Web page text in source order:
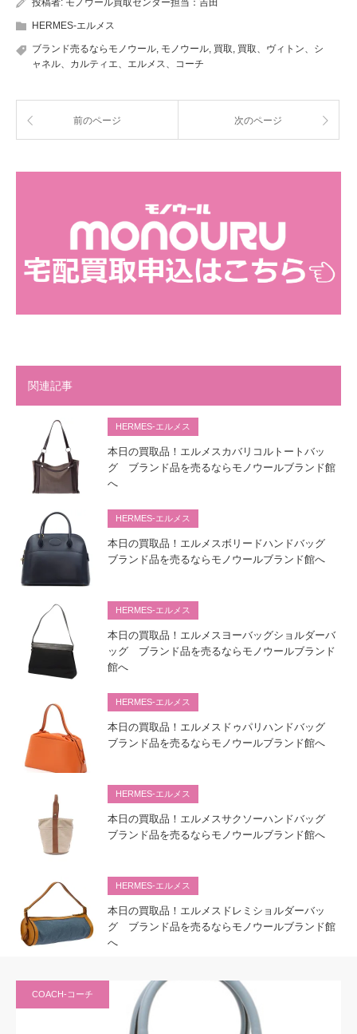
投稿者: モノウール買取センター担当：吉田
HERMES-エルメス
ブランド売るならモノウール, モノウール, 買取, 買取、ヴィトン、シ
ャネル、カルティエ、エルメス、コーチ
前のページ 次のページ
関連記事
HERMES-エルメス
本日の買取品！エルメスカバリコルトートバッ
グ ブランド品を売るならモノウールブランド館
へ
HERMES-エルメス
本日の買取品！エルメスボリードハンドバッグ
ブランド品を売るならモノウールブランド館へ
HERMES-エルメス
本日の買取品！エルメスヨーバッグショルダーバ
ッグ ブランド品を売るならモノウールブランド
館へ
HERMES-エルメス
本日の買取品！エルメスドゥパリハンドバッグ
ブランド品を売るならモノウールブランド館へ
HERMES-エルメス
本日の買取品！エルメスサクソーハンドバッグ
ブランド品を売るならモノウールブランド館へ
HERMES-エルメス
本日の買取品！エルメスドレミショルダーバッ
グ ブランド品を売るならモノウールブランド館
へ
COACH-コーチ